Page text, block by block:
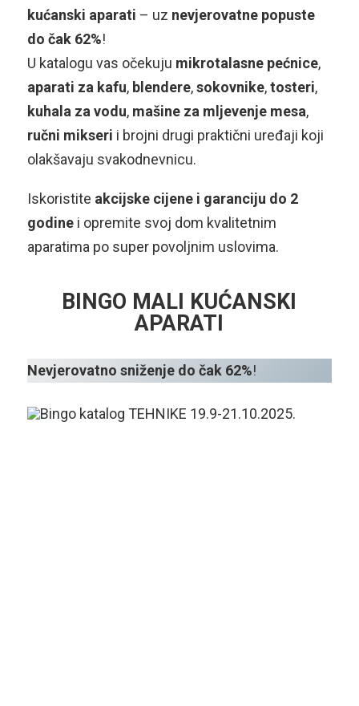
kućanski aparati – uz nevjerovatne popuste
do čak 62%!
U katalogu vas očekuju mikrotalasne pećnice,
aparati za kafu, blendere,sokovnike,tosteri,
kuhala za vodu, mašine za mljevenje mesa,
ručni mikseri i brojni drugi praktični uređaji koji
olakšavaju svakodnevnicu.
Iskoristite akcijske cijene i garanciju do 2
godinei opremite svoj dom kvalitetnim
aparatima po super povoljnim uslovima.
BINGO MALI KUĆANSKI
APARATI
Nevjerovatno sniženje do čak 62%!